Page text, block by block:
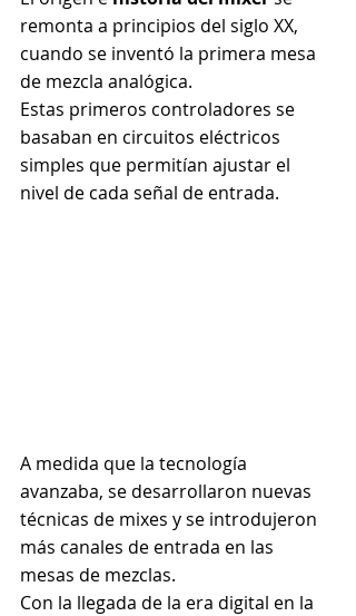
remonta a principios del siglo XX,
cuando se inventó la primera mesa
de mezcla analógica.
Estas primeros controladores se
basaban en circuitos eléctricos
simples que permitían ajustar el
nivel de cada señal de entrada.
A medida que la tecnología
avanzaba, se desarrollaron nuevas
técnicas de mixes y se introdujeron
más canales de entrada en las
mesas de mezclas.
Con la llegada de la era digital en la